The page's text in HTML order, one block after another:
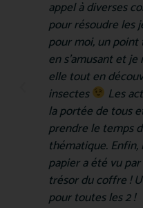
appel à diverses
pour résoudre les
pour moi, un point
en s'amusant et je
elle tout en
insectes
Les
la portée de tous
prendre le temps
thématique.
papier a été vu
trésor du coffre !
pour toutes les 2 !